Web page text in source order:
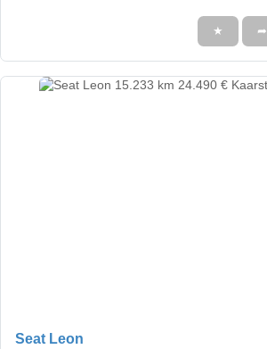
★ ➦
Seat Leon